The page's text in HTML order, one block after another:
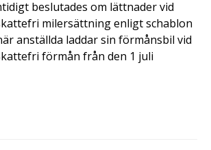
beslutades om lättnader vid
milersättning enligt schablon
anställda laddar sin förmånsbil vid
förmån från den 1 juli